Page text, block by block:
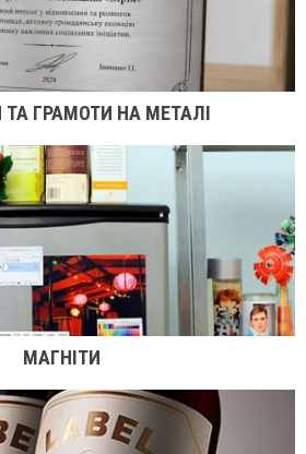
ГРАМОТИ НА МЕТАЛІ
МАГНІТИ